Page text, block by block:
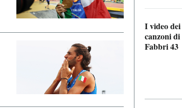
I video
canzoni
Fabbri 43